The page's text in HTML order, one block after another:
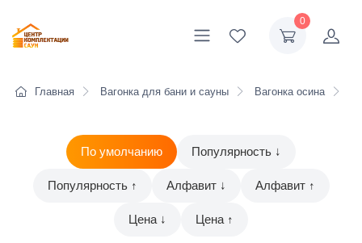
0
Главная Вагонка для бани и сауны Вагонка осина
По умолчанию Популярность ↓
Популярность ↑ Алфавит ↓ Алфавит ↑
Цена ↓ Цена ↑